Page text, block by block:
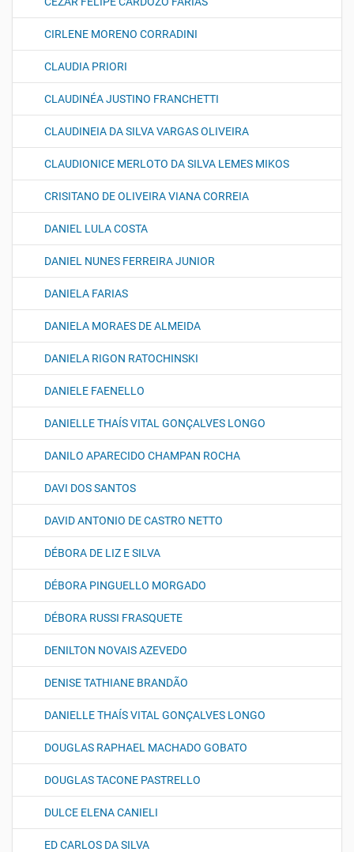
CIRLENE MORENO CORRADINI
CLAUDIA PRIORI
CLAUDINÉA JUSTINO FRANCHETTI
CLAUDINEIA DA SILVA VARGAS OLIVEIRA
CLAUDIONICE MERLOTO DA SILVA LEMES MIKOS
CRISITANO DE OLIVEIRA VIANA CORREIA
DANIEL LULA COSTA
DANIEL NUNES FERREIRA JUNIOR
DANIELA FARIAS
DANIELA MORAES DE ALMEIDA
DANIELA RIGON RATOCHINSKI
DANIELE FAENELLO
DANIELLE THAÍS VITAL GONÇALVES LONGO
DANILO APARECIDO CHAMPAN ROCHA
DAVI DOS SANTOS
DAVID ANTONIO DE CASTRO NETTO
DÉBORA DE LIZ E SILVA
DÉBORA PINGUELLO MORGADO
DÉBORA RUSSI FRASQUETE
DENILTON NOVAIS AZEVEDO
DENISE TATHIANE BRANDÃO
DANIELLE THAÍS VITAL GONÇALVES LONGO
DOUGLAS RAPHAEL MACHADO GOBATO
DOUGLAS TACONE PASTRELLO
DULCE ELENA CANIELI
ED CARLOS DA SILVA